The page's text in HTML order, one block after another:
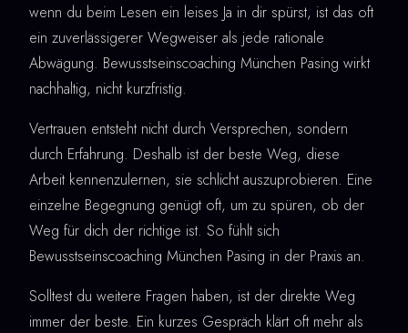
wenn du beim Lesen ein leises Ja in dir spürst, ist das oft
ein zuverlässigerer Wegweiser als jede rationale
Abwägung. Bewusstseinscoaching München Pasing wirkt
nachhaltig, nicht kurzfristig.
Vertrauen entsteht nicht durch Versprechen, sondern
durch Erfahrung. Deshalb ist der beste Weg, diese
Arbeit kennenzulernen, sie schlicht auszuprobieren. Eine
einzelne Begegnung genügt oft, um zu spüren, ob der
Weg für dich der richtige ist. So fühlt sich
Bewusstseinscoaching München Pasing in der Praxis an.
Solltest du weitere Fragen haben, ist der direkte Weg
immer der beste. Ein kurzes Gespräch klärt oft mehr als